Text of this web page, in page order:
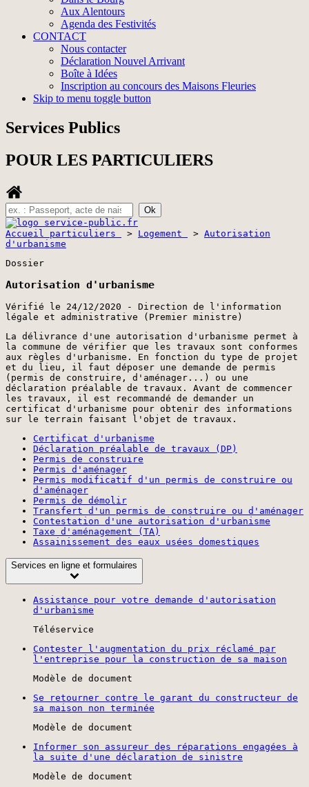
Aux Alentours
Agenda des Festivités
CONTACT
Nous contacter
Déclaration Nouvel Arrivant
Boîte à Idées
Inscription au concours des Maisons Fleuries
Skip to menu toggle button
Services Publics
POUR LES PARTICULIERS
Accueil particuliers > Logement > Autorisation
d'urbanisme
Dossier
Autorisation d'urbanisme
Vérifié le 24/12/2020 - Direction de l'information
légale et administrative (Premier ministre)
La délivrance d'une autorisation d'urbanisme permet à
la commune de vérifier que les travaux sont conformes
aux règles d'urbanisme. En fonction du type de projet
et du lieu, il faut déposer une demande de permis
(permis de construire, d'aménager...) ou une
déclaration préalable de travaux. Avant de commencer
les travaux, il est recommandé de demander un
certificat d'urbanisme pour obtenir des informations
sur le terrain faisant l'objet de travaux.
Certificat d'urbanisme
Déclaration préalable de travaux (DP)
Permis de construire
Permis d'aménager
Permis modificatif d'un permis de construire ou
d'aménager
Permis de démolir
Transfert d'un permis de construire ou d'aménager
Contestation d'une autorisation d'urbanisme
Taxe d'aménagement (TA)
Assainissement des eaux usées domestiques
Services en ligne et formulaires
Assistance pour votre demande d'autorisation
d'urbanisme
Téléservice
Contester l'augmentation du prix réclamé par
l'entreprise pour la construction de sa maison
Modèle de document
Se retourner contre le garant du constructeur de
sa maison non terminée
Modèle de document
Informer son assureur des réparations engagées à
la suite d'une déclaration de sinistre
Modèle de document